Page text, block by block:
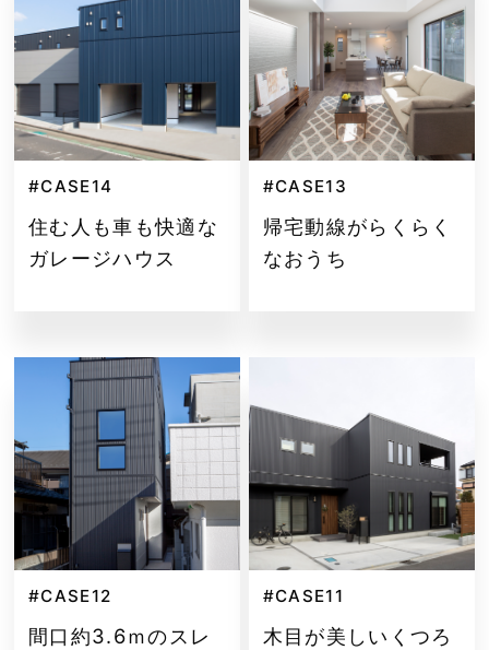
#CASE14
住む人も車も快適な
ガレージハウス
#CASE13
帰宅動線がらくらく
なおうち
#CASE12
間口約3.6ｍのスレ
#CASE11
木目が美しいくつろ